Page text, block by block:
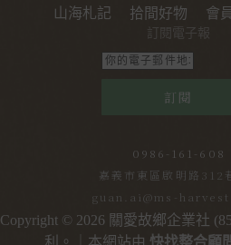
山海札記 拾間好物 會
訂閱電子報
訂閱
0986-161-608
嘉義市東區啟明路312
guan.ai@ms-
Copyright © 2026 關愛故鄉企業社
利。｜本網站由 快找整合顧